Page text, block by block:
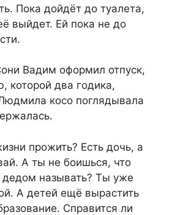
Пока дойдёт до туалета,
выйдет. Ей пока не до
Вадим оформил отпуск,
которой два годика,
косо поглядывала
прожить? Есть дочь, а
А ты не боишься, что
дедом называть? Ты уже
А детей ещё вырастить
Справится ли